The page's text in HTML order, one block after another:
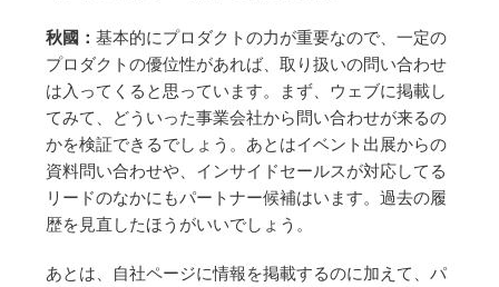
秋國： 基本的にプロダクトの力が重要なので、一定の
プロダクトの優位性があれば、取り扱いの問い合わせ
は入ってくると思っています。まず、ウェブに掲載し
てみて、どういった事業会社から問い合わせが来るの
かを検証できるでしょう。あとはイベント出展からの
資料問い合わせや、インサイドセールスが対応してる
リードのなかにもパートナー候補はいます。過去の履
歴を見直したほうがいいでしょう。
あとは、自社ページに情報を掲載するのに加えて、パ